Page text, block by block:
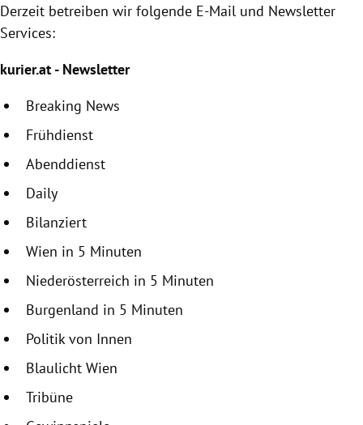
Derzeit betreiben wir folgende E-Mail und Newsletter
Services:
kurier.at - Newsletter
Breaking News
Frühdienst
Abenddienst
Daily
Bilanziert
Wien in 5 Minuten
Niederösterreich in 5 Minuten
Burgenland in 5 Minuten
Politik von Innen
Blaulicht Wien
Tribüne